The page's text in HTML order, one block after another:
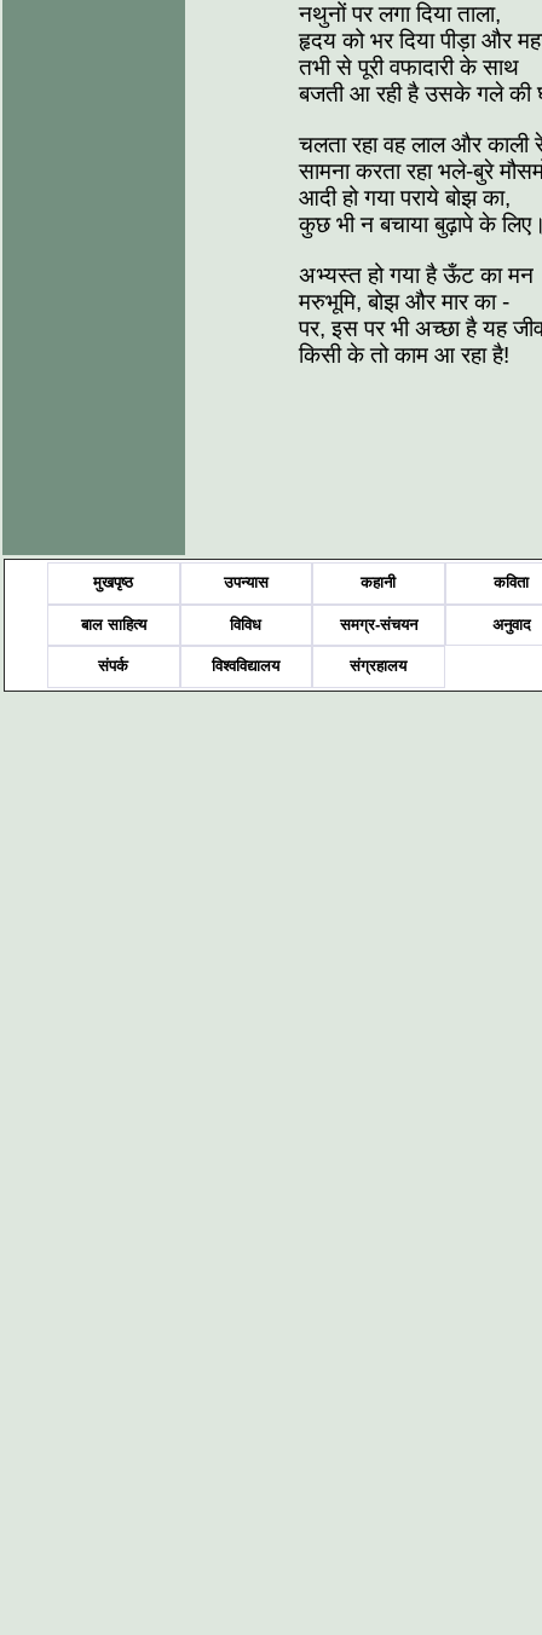
नथुनों पर लगा दिया ताला,
हृदय को भर दिया पीड़ा और
तभी से पूरी वफादारी के साथ
बजती आ रही है उसके गले की
चलता रहा वह लाल और काली
सामना करता रहा भले-बुरे
आदी हो गया पराये बोझ का,
कुछ भी न बचाया बुढ़ापे के
अभ्‍यस्‍त हो गया है ऊँट का मन
मरुभूमि, बोझ और मार का -
पर, इस पर भी अच्‍छा है यह
किसी के तो काम आ रहा है!
मुखपृष्ठ उपन्यास कहानी कविता
बाल साहित्य विविध समग्र-संचयन अनुवाद
संपर्क विश्वविद्यालय संग्रहालय